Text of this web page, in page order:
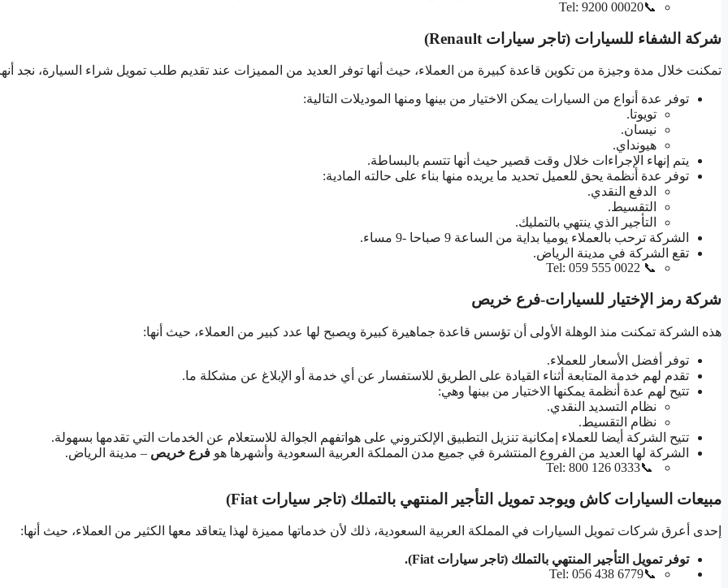
📞Tel: 9200 00020
شركة الشفاء للسيارات (تاجر سيارات Renault)
تمكنت خلال مدة وجيزة من تكوين قاعدة كبيرة من العملاء، حيث أنها توفر العديد من المميزات عند تقديم طلب تمويل شراء السيارة، نجد
توفر عدة أنواع من السيارات يمكن الاختيار من بينها ومنها الموديلات التالية:
تويوتا.
نيسان.
هيونداي.
يتم إنهاء الإجراءات خلال وقت قصير حيث أنها تتسم بالبساطة.
توفر عدة أنظمة يحق للعميل تحديد ما يريده منها بناء على حالته المادية:
الدفع النقدي.
التقسيط.
التأجير الذي ينتهي بالتمليك.
الشركة ترحب بالعملاء يوميا بداية من الساعة 9 صباحا -9 مساء.
تقع الشركة في مدينة الرياض.
📞 Tel: 059 555 0022
شركة رمز الإختيار للسيارات-فرع خريص
هذه الشركة تمكنت منذ الوهلة الأولى أن تؤسس قاعدة جماهيرة كبيرة ويصبح لها عدد كبير من العملاء، حيث أنها:
توفر أفضل الأسعار للعملاء.
تقدم لهم خدمة المتابعة أثناء القيادة على الطريق للاستفسار عن أي خدمة أو الإبلاغ عن مشكلة ما.
تتيح لهم عدة أنظمة يمكنها الاختيار من بينها وهي:
نظام التسديد النقدي.
نظام التقسيط.
تتيح الشركة أيضا للعملاء إمكانية تنزيل التطبيق الإلكتروني على هواتفهم الجوالة للاستعلام عن الخدمات التي تقدمها بسهولة.
الشركة لها العديد من الفروع المنتشرة في جميع مدن المملكة العربية السعودية وأشهرها هو فرع خريص – مدينة الرياض.
📞Tel: 800 126 0333
مبيعات السيارات كاش ويوجد تمويل التأجير المنتهي بالتملك (تاجر سيارات Fiat)
إحدى أعرق شركات تمويل السيارات في المملكة العربية السعودية، ذلك لأن خدماتها مميزة لهذا يتعاقد معها الكثير من العملاء، حيث أنها:
توفر تمويل التأجير المنتهي بالتملك (تاجر سيارات Fiat).
📞Tel: 056 438 6779